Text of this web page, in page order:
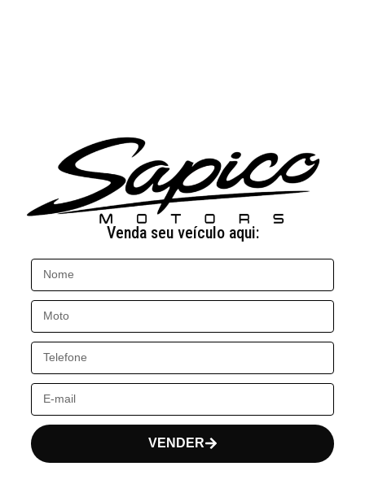
Venda seu veículo aqui:
VENDER